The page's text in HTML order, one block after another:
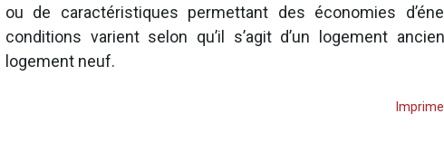
ou de caractéristiques permettant des économies
conditions varient selon qu’il s’agit d’un logement
logement neuf.